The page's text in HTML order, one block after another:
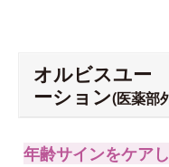
オルビスユ
ーション(医薬部
年齢サインをケア